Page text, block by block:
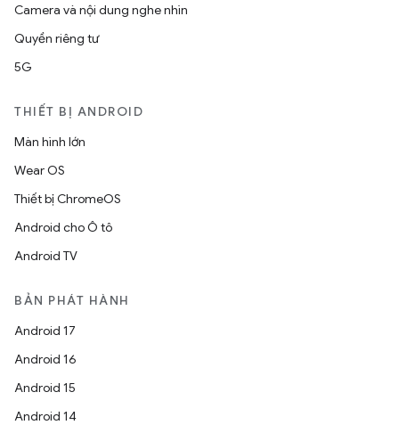
Camera và nội dung nghe nhìn
Quyền riêng tư
5G
THIẾT BỊ ANDROID
Màn hình lớn
Wear OS
Thiết bị ChromeOS
Android cho Ô tô
Android TV
BẢN PHÁT HÀNH
Android 17
Android 16
Android 15
Android 14